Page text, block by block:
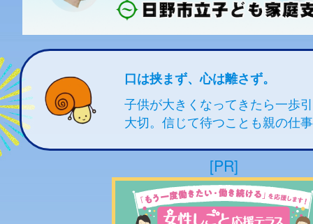
口は挟まず、心は離さず。
子供が大きくなってきたら一歩
大切。信じて待つことも親の仕
[PR]